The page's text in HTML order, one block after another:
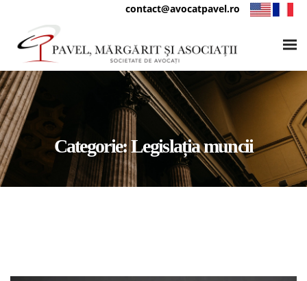
contact@avocatpavel.ro
Categorie:Legislația muncii